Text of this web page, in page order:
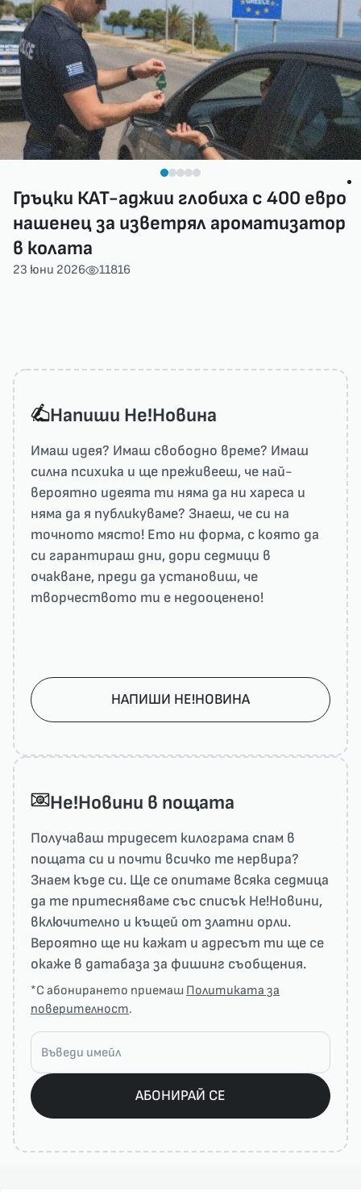
Гръцки КАТ-аджии глобиха с 400 евро
нашенец за изветрял ароматизатор
в колата
23 юни 2026 11816
Напиши He!Новина
Имаш идея? Имаш свободно време? Имаш
силна психика и ще преживееш, че най-
вероятно идеята ти няма да ни харесa и
няма да я публикуваме? Знаеш, че си на
точното място! Ето ни форма, с която да
си гарантираш дни, дори седмици в
очакване, преди да установиш, че
творчеството ти е недооценено!
НАПИШИ НЕ!НОВИНА
He!Новини в пощата
Получаваш тридесет килограма спам в
пощата си и почти всичко те нервира?
Знаем къде си. Ще се опитаме всяка седмица
да те притесняваме със списък He!Новини,
включително и къщей от златни орли.
Вероятно ще ни кажат и адресът ти ще се
окаже в датабаза за фишинг съобщения.
*С абонирането приемаш Политиката за
поверителност.
АБОНИРАЙ СЕ